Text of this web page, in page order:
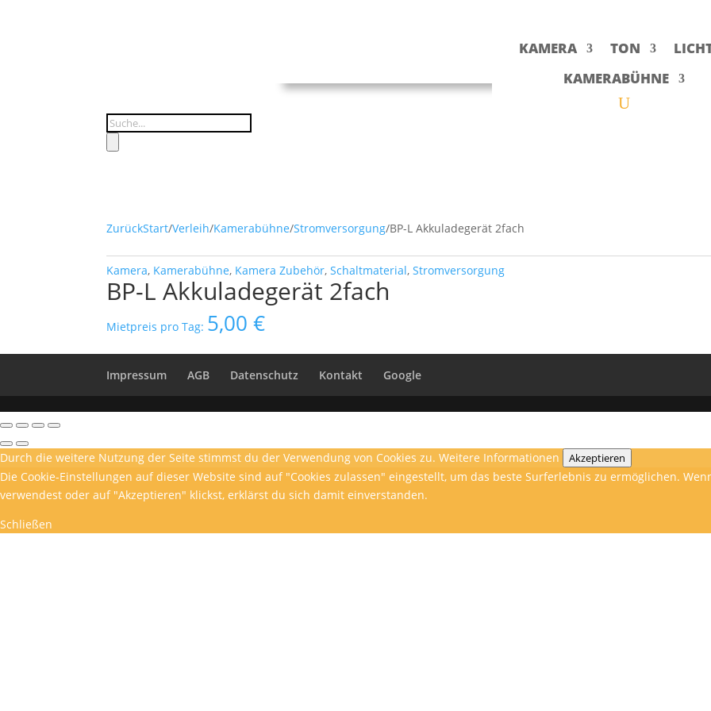
KAMERA TON
KAMERABÜHNE
Products
search
ZurückStart/Verleih/Kamerabühne/Stromversorgung/BP-L Akkuladegerät 2fach
Kamera, Kamerabühne, Kamera Zubehör,Schaltmaterial,Stromversorgung
BP-L Akkuladegerät 2fach
Mietpreis pro Tag: 5,00€
Impressum AGB Datenschutz Kontakt Google
Durch die weitere Nutzung der Seite stimmst du der Verwendung von Cookies zu. Weitere Informationen Akzeptieren
Die Cookie-Einstellungen auf dieser Website sind auf "Cookies zulassen" eingestellt, um das beste Surferlebnis zu ermöglichen.
verwendest oder auf "Akzeptieren" klickst, erklärst du sich damit einverstanden.
Schließen